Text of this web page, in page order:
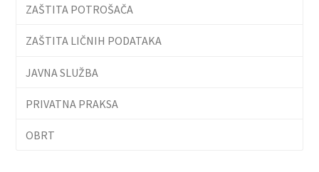
ZAŠTITA POTROŠAČA
ZAŠTITA LIČNIH PODATAKA
JAVNA SLUŽBA
PRIVATNA PRAKSA
OBRT